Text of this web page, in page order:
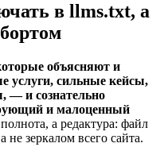
в llms.txt, а
объясняют и
услуги, сильные кейсы,
— и сознательно
и малоценный
а редактура: файл
зеркалом всего сайта.